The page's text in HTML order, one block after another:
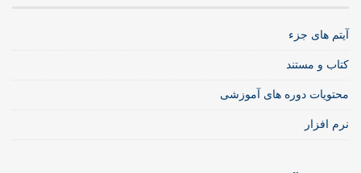
آیتم های جزء
کتاب و مستند
محتویات دوره های آموزشی
نرم افزار